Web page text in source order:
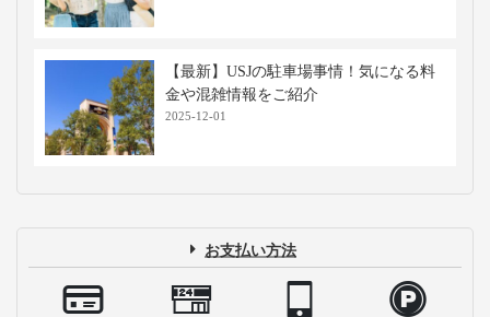
【最新】USJの駐車場事情！気になる料
金や混雑情報をご紹介
2025-12-01
お支払い方法